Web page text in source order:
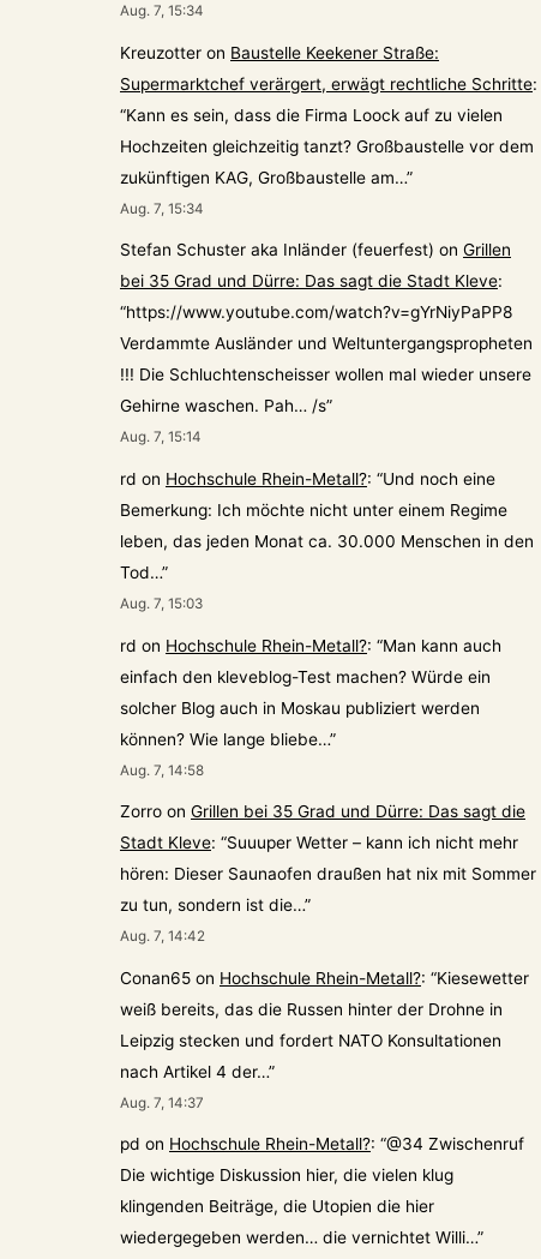
Aug. 7, 15:34
Kreuzotter on Baustelle Keekener Straße:
Supermarktchef verärgert, erwägt rechtliche Schritte:
“Kann es sein, dass die Firma Loock auf zu vielen
Hochzeiten gleichzeitig tanzt? Großbaustelle vor dem
zukünftigen KAG, Großbaustelle am…”
Aug. 7, 15:34
Stefan Schuster aka Inländer (feuerfest) on Grillen
bei 35 Grad und Dürre: Das sagt die Stadt Kleve:
“https://www.youtube.com/watch?v=gYrNiyPaPP8
Verdammte Ausländer und Weltuntergangspropheten
!!! Die Schluchtenscheisser wollen mal wieder unsere
Gehirne waschen. Pah… /s”
Aug. 7, 15:14
rd on Hochschule Rhein-Metall?: “Und noch eine
Bemerkung: Ich möchte nicht unter einem Regime
leben, das jeden Monat ca. 30.000 Menschen in den
Tod…”
Aug. 7, 15:03
rd on Hochschule Rhein-Metall?: “Man kann auch
einfach den kleveblog-Test machen? Würde ein
solcher Blog auch in Moskau publiziert werden
können? Wie lange bliebe…”
Aug. 7, 14:58
Zorro on Grillen bei 35 Grad und Dürre: Das sagt die
Stadt Kleve: “Suuuper Wetter – kann ich nicht mehr
hören: Dieser Saunaofen draußen hat nix mit Sommer
zu tun, sondern ist die…”
Aug. 7, 14:42
Conan65 on Hochschule Rhein-Metall?: “Kiesewetter
weiß bereits, das die Russen hinter der Drohne in
Leipzig stecken und fordert NATO Konsultationen
nach Artikel 4 der…”
Aug. 7, 14:37
pd on Hochschule Rhein-Metall?: “@34 Zwischenruf
Die wichtige Diskussion hier, die vielen klug
klingenden Beiträge, die Utopien die hier
wiedergegeben werden… die vernichtet Willi…”